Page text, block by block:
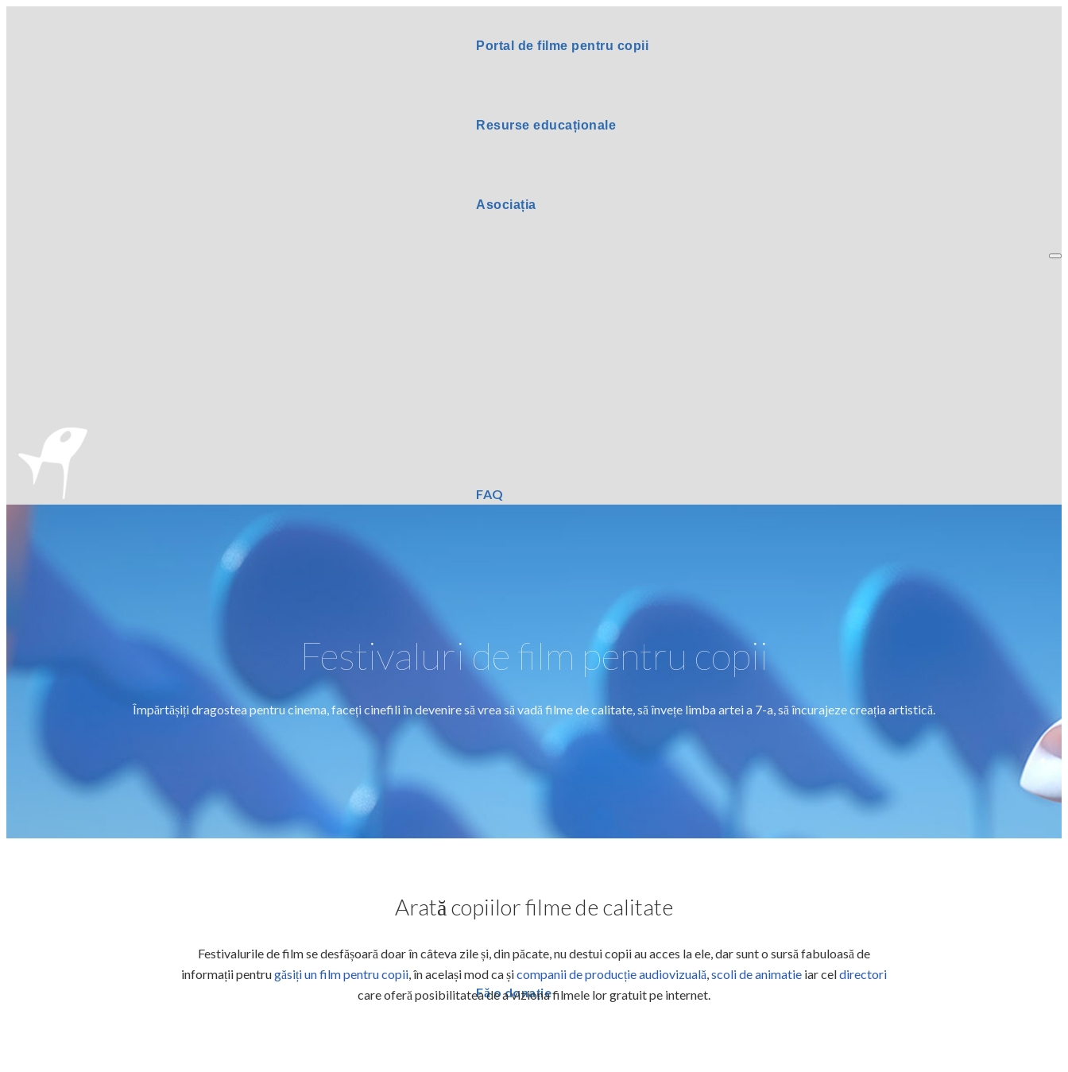
Portal de filme pentru copii
Resurse educaționale
Asociația
FAQ
Fă o donație
Festivaluri de film pentru copii
Împărtășiți dragostea pentru cinema, faceți cinefili în devenire să vrea să vadă filme de calitate, să învețe limba artei a 7-a, să încurajeze creația artistică.
Arată copiilor filme de calitate
Festivalurile de film se desfășoară doar în câteva zile și, din păcate, nu destui copii au acces la ele, dar sunt o sursă fabuloasă de
informații pentrugăsiți un film pentru copii,în același mod ca șicompanii de producție audiovizuală,scoli de animatie iar celdirectori
care oferă posibilitatea de a viziona filmele lor gratuit pe internet.